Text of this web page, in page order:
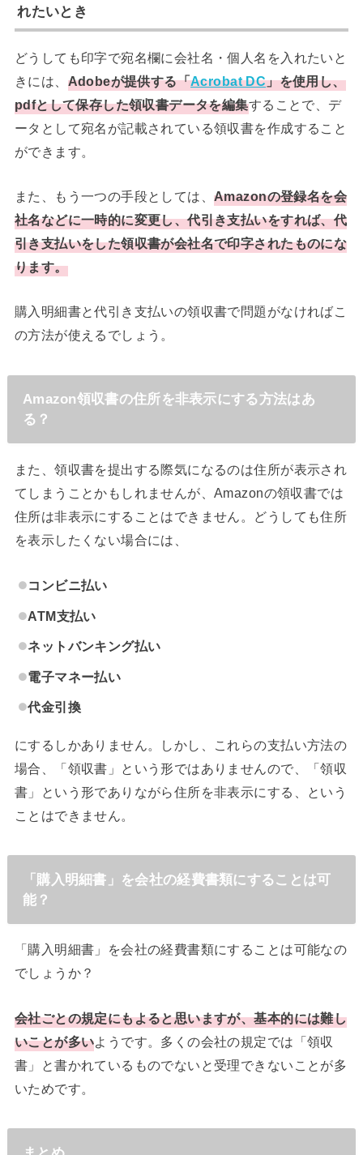
れたいとき
どうしても印字で宛名欄に会社名・個人名を入れたいと
きには、 Adobeが提供する「Acrobat DC」を使用し、
pdfとして保存した領収書データを編集することで、デ
ータとして宛名が記載されている領収書を作成すること
ができます。
また、もう一つの手段としては、Amazonの登録名を会
社名などに一時的に変更し、代引き支払いをすれば、代
引き支払いをした領収書が会社名で印字されたものにな
ります。
購入明細書と代引き支払いの領収書で問題がなければこ
の方法が使えるでしょう。
Amazon領収書の住所を非表示にする方法はあ
る？
また、領収書を提出する際気になるのは住所が表示され
てしまうことかもしれませんが、Amazonの領収書では
住所は非表示にすることはできません。どうしても住所
を表示したくない場合には、
コンビニ払い
ATM支払い
ネットバンキング払い
電子マネー払い
代金引換
にするしかありません。しかし、これらの支払い方法の
場合、「領収書」という形ではありませんので、「領収
書」という形でありながら住所を非表示にする、という
ことはできません。
「購入明細書」を会社の経費書類にすることは可
能？
「購入明細書」を会社の経費書類にすることは可能なの
でしょうか？
会社ごとの規定にもよると思いますが、基本的には難し
いことが多いようです。多くの会社の規定では「領収
書」と書かれているものでないと受理できないことが多
いためです。